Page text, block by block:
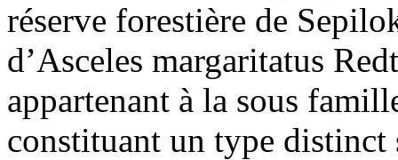
réserve forestière de
d’Asceles margaritatus
appartenant à la sous
constituant un type distinct